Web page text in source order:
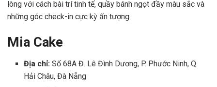
lòng với cách bài trí tinh tế, quầy bánh ngọt đầy màu sắc và
những góc check-in cực kỳ ấn tượng.
Mia Cake
Địa chỉ: Số 68A Đ. Lê Đình Dương, P. Phước Ninh, Q.
Hải Châu, Đà Nẵng